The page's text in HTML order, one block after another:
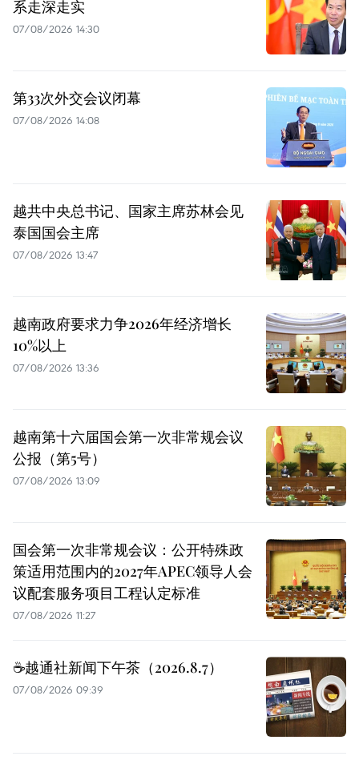
系走深走实
07/08/2026 14:30
第33次外交会议闭幕
07/08/2026 14:08
越共中央总书记、国家主席苏林会见
泰国国会主席
07/08/2026 13:47
越南政府要求力争2026年经济增长
10%以上
07/08/2026 13:36
越南第十六届国会第一次非常规会议
公报（第5号）
07/08/2026 13:09
国会第一次非常规会议：公开特殊政
策适用范围内的2027年APEC领导人会
议配套服务项目工程认定标准
07/08/2026 11:27
☕️越通社新闻下午茶（2026.8.7）
07/08/2026 09:39